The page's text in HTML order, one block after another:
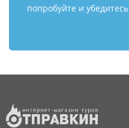
попробуйте и